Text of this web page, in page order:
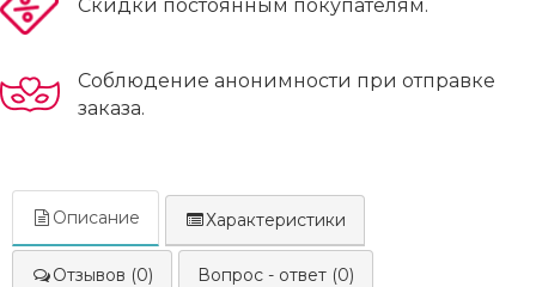
Скидки постоянным покупателям.
Соблюдение анонимности при отправке
заказа.
Описание Характеристики
Отзывов (0) Вопрос - ответ (0)